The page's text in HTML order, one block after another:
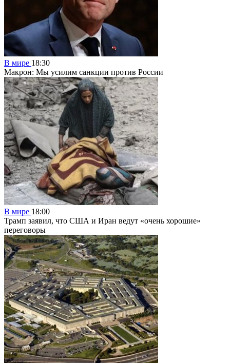
В мире 18:30
Макрон: Мы усилим санкции против России
В мире 18:00
Трамп заявил, что США и Иран ведут «очень хорошие»
переговоры